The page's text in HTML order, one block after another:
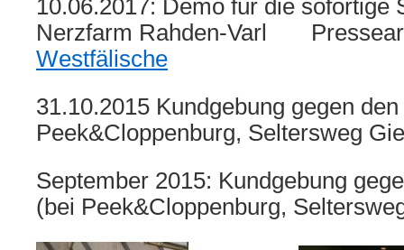
10.06.2017: Demo für die sofortige
Nerzfarm Rahden-Varl
Westfälische
31.10.2015 Kundgebung gegen
Peek&Cloppenburg, Seltersweg
September 2015: Kundgebung
(bei Peek&Cloppenburg,